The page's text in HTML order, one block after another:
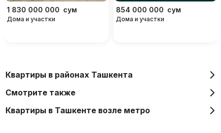
1 830 000 000 сум
Дома и участки
854 000 000 сум
Дома и участки
Квартиры в районах Ташкента
Смотрите также
Квартиры в Ташкенте возле метро